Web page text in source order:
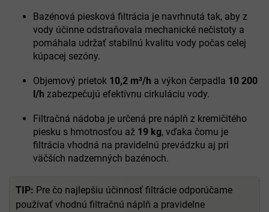
Bazénová piesková filtrácia je navrhnutá tak, aby z
vody účinne odstraňovala mechanické nečistoty a
pomáhala udržať stabilnú kvalitu vody počas celej
kúpacej sezóny.
Objemový prietok 10,2 m³/h a výkon čerpadla 10 200
l/h zabezpečujú efektívnu cirkuláciu vody.
Filtračná nádoba je určená pre náplň z kremičitého
piesku s hmotnosťou až 19 kg, vďaka čomu je
filtrácia vhodná na pravidelnú prevádzku aj pri
väčších nadzemných bazénoch.
TIP: Pre čo najlepšiu účinnosť filtrácie odporúčame
používať vhodnú filtračnú náplň a pravidelne